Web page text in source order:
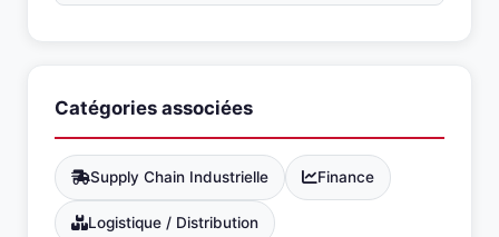
Catégories associées
Supply Chain Industrielle Finance
Logistique / Distribution